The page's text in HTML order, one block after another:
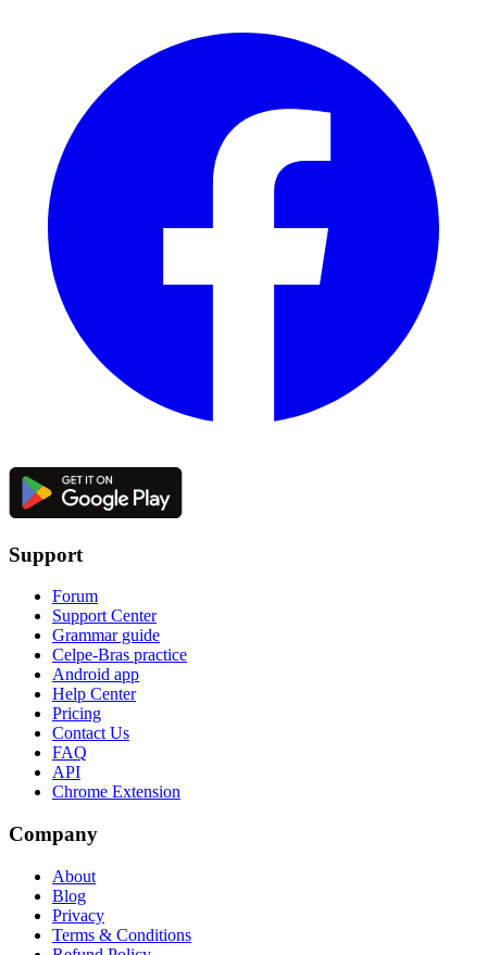
Support
Forum
Support Center
Grammar guide
Celpe-Bras practice
Android app
Help Center
Pricing
Contact Us
FAQ
API
Chrome Extension
Company
About
Blog
Privacy
Terms & Conditions